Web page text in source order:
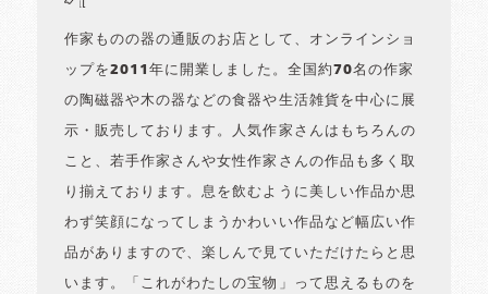
作家ものの器の通販のお店として、オンラインショ
ップを2011年に開業しました。全国約70名の作家
の陶磁器や木の器などの食器や生活雑貨を中心に展
示・販売しております。人気作家さんはもちろんの
こと、若手作家さんや女性作家さんの作品も多く取
り揃えております。息を飲むように美しい作品か思
わず笑顔になってしまうかわいい作品など幅広い作
品がありますので、楽しんで見ていただけたらと思
います。「これがわたしの宝物」って思えるものを